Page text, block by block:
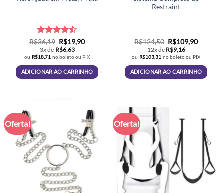
Avaliação
4.46de 5
R$36,19 O
preço
original
era:
R$36,19.
R$19,90O
atual
é:
R$19,90.
3x de R$6,63
ou R$18,71 no boleto ou PIX
ADICIONAR AO CARRINHO
Restraint
R$124,50 O
preço
original
era:
R$124,50.
R$109,90O
atual
é:
12x de R$9,16
ou R$103,31 no boleto ou PIX
ADICIONAR AO CARRINHO
Oferta! Oferta!